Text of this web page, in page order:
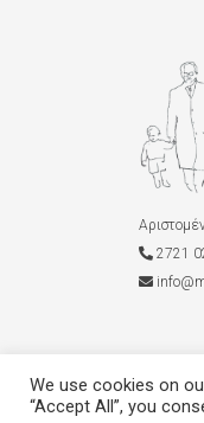
2721
M28 © 2022 - 2026
We use cookies on
“Accept All”, you